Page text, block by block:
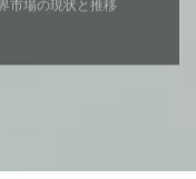
市場の現状と推移